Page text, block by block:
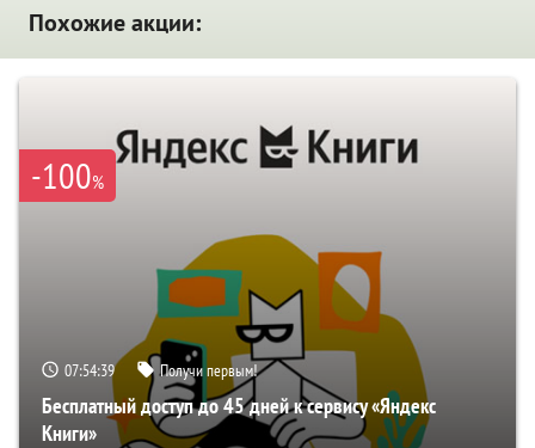
Похожие акции:
-100%
07:54:38 Получи первым!
Бесплатный доступ до 45 дней к сервису «Яндекс
Книги»